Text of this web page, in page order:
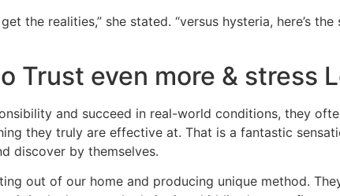
the realities,” she stated. “versus hysteria, here’s the
Trust even more & stress
and succeed in real-world conditions, they
they truly are effective at. That is a fantastic
discover by themselves.
out of our home and producing unique method.